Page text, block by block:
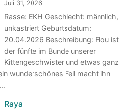
Juli 31, 2026
Rasse: EKH Geschlecht: männlich,
unkastriert Geburtsdatum:
20.04.2026 Beschreibung: Flou ist
der fünfte im Bunde unserer
Kittengeschwister und etwas ganz
wunderschönes Fell macht ihn
Raya